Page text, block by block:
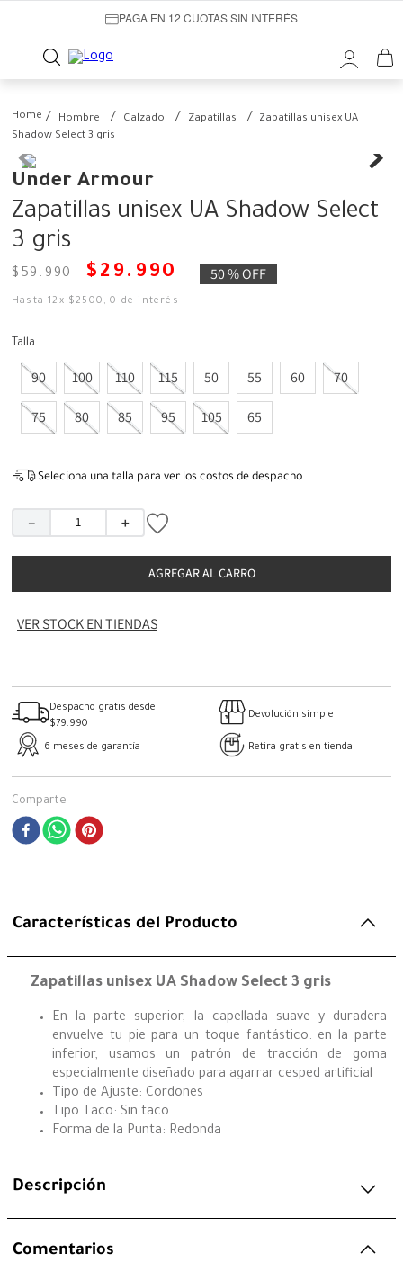
PAGA EN 12 CUOTAS SIN INTERÉS
Hombre Calzado Zapatillas
Zapatillas unisex UA
Shadow Select 3 gris
Under Armour
Zapatillas unisex UA Shadow Select
3 gris
$59.990 $ 29 . 990 50 %OFF
Hasta12 x $2500 ,0 de interés
Talla
90 100 110 115 50 55 60 70
75 80 85 95 105 65
Seleciona una talla para ver los costos de despacho
＋
－
AGREGAR AL CARRO
VER STOCK EN TIENDAS
Despacho gratis desde
$79.990
Devolución simple
6 meses de garantía Retira gratis en tienda
Comparte
Características del Producto
Zapatillas unisex UA Shadow Select 3 gris
En la parte superior, la capellada suave y duradera
envuelve tu pie para un toque fantástico. en la parte
inferior, usamos un patrón de tracción de goma
especialmente diseñado para agarrar cesped artificial
Tipo de Ajuste: Cordones
Tipo Taco: Sin taco
Forma de la Punta: Redonda
Descripción
Comentarios